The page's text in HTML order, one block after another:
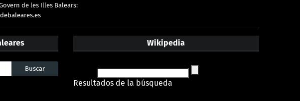
de les Illes Balears:
Wikipedia
Resultados de la búsqueda